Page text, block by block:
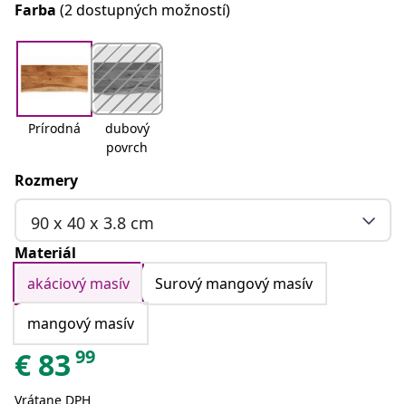
Farba (2 dostupných možností)
Prírodná
dubový
povrch
Rozmery
90 x 40 x 3.8 cm
Materiál
akáciový masív
Surový mangový masív
mangový masív
€ 83 99
Vrátane DPH